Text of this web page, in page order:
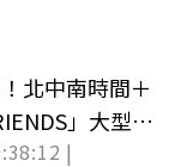
北中南時間＋
」大型路
|